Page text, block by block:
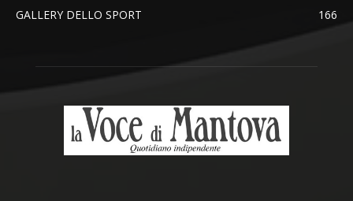
GALLERY DELLO SPORT
166